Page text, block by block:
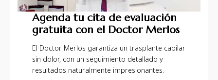
Agenda tu cita de evaluación
gratuita con el Doctor Merlos
El Doctor Merlos garantiza un trasplante capilar
sin dolor, con un seguimiento detallado y
resultados naturalmente impresionantes.